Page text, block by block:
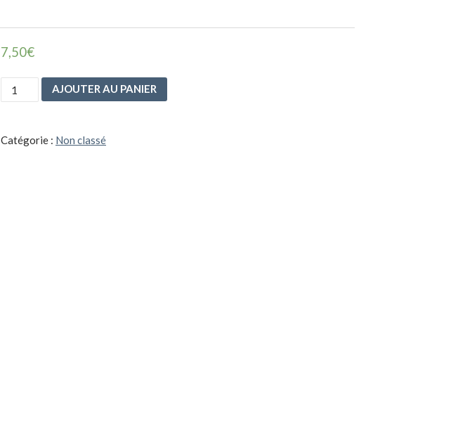
7,50€
du
Morbihan
AJOUTER AU PANIER
Catégorie : Non classé